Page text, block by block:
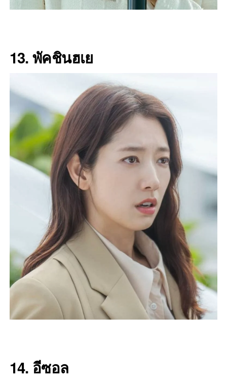
13. พัคชินฮเย
14. อีซอล